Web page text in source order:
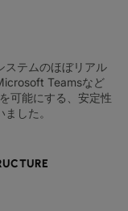
ステムのほぼリアル
Teamsなど
可能にする、安定性
した。